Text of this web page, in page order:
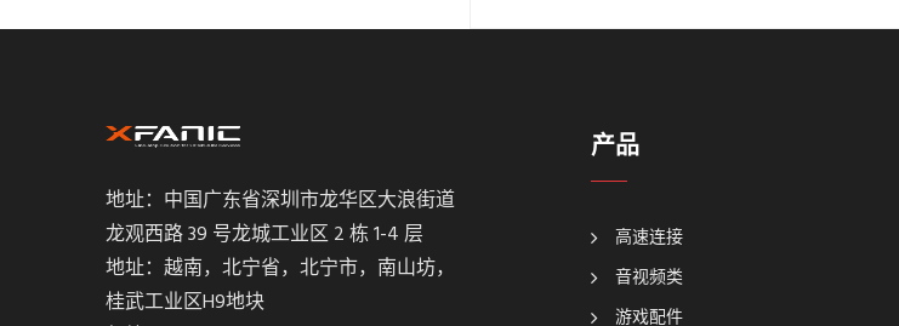
地址：中国广东省深圳市龙华区大浪街道
龙观西路 39 号龙城工业区 2 栋 1-4 层
地址：越南，北宁省，北宁市，南山坊，
桂武工业区H9地块
产品
高速连接
音视频类
游戏配件